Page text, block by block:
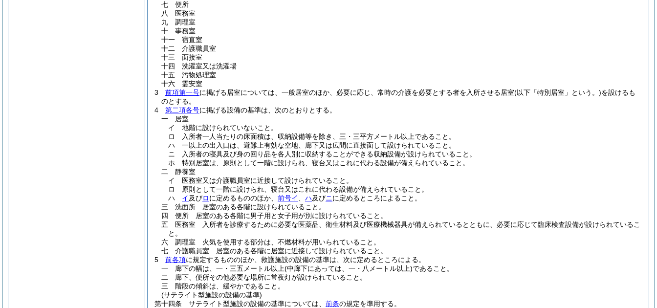
七
便所
八
医務室
九
調理室
十
事務室
十一
宿直室
十二
介護職員室
十三
面接室
十四
洗濯室又は洗濯場
十五
汚物処理室
十六
霊安室
3
前項第一号に掲げる居室については、一般居室のほか、必要に応じ、常時の介護を必要とする者を入所させる居室(以下「特別居室」という。)を設けるも
のとする。
4
第二項各号に掲げる設備の基準は、次のとおりとする。
一
居室
イ
地階に設けられていないこと。
ロ
入所者一人当たりの床面積は、収納設備等を除き、三・三平方メートル以上であること。
ハ
一以上の出入口は、避難上有効な空地、廊下又は広間に直接面して設けられていること。
ニ
入所者の寝具及び身の回り品を各人別に収納することができる収納設備が設けられていること。
ホ
特別居室は、原則として一階に設けられ、寝台又はこれに代わる設備が備えられていること。
二
静養室
イ
医務室又は介護職員室に近接して設けられていること。
ロ
原則として一階に設けられ、寝台又はこれに代わる設備が備えられていること。
ハ
イ及びロに定めるもののほか、 前号イ ハ及びニに定めるところによること。
三
洗面所 居室のある各階に設けられていること。
四
便所 居室のある各階に男子用と女子用が別に設けられていること。
五
医務室 入所者を診療するために必要な医薬品、衛生材料及び医療機械器具が備えられているとともに、必要に応じて臨床検査設備が設けられているこ
と。
六
調理室 火気を使用する部分は、不燃材料が用いられていること。
七
介護職員室 居室のある各階に居室に近接して設けられていること。
5
前各項に規定するもののほか、救護施設の設備の基準は、次に定めるところによる。
一
廊下の幅は、一・三五メートル以上(中廊下にあっては、一・八メートル以上)であること。
二
廊下、便所その他必要な場所に常夜灯が設けられていること。
三
階段の傾斜は、緩やかであること。
(サテライト型施設の設備の基準)
第十四条
サテライト型施設の設備の基準については、 前条の規定を準用する。